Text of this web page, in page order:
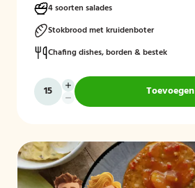
4 soorten salades
Stokbrood met kruidenboter
Chafing dishes, borden & bestek
Toevoegen